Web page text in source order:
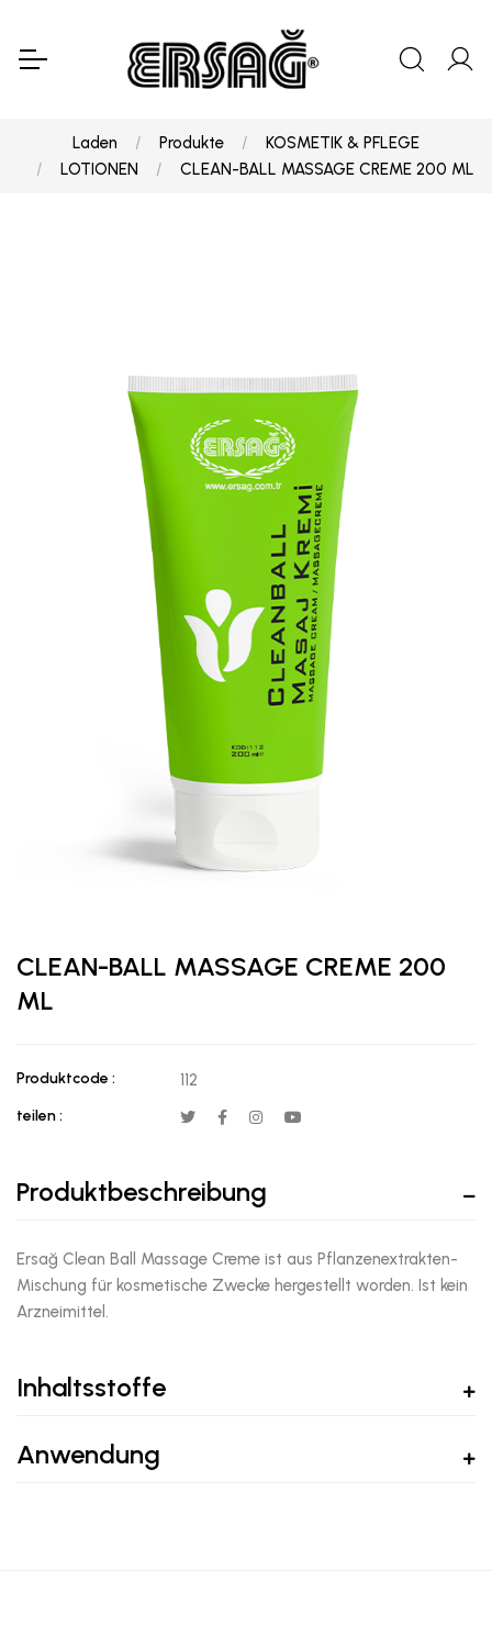
Laden Produkte
KOSMETIK & PFLEGE
LOTIONEN
CLEAN-BALL MASSAGE CREME 200 ML
CLEAN-BALL MASSAGE CREME 200
ML
Produktcode : 112
teilen :
Produktbeschreibung
Ersağ Clean Ball Massage Creme ist aus Pflanzenextrakten-
Mischung für kosmetische Zwecke hergestellt worden. Ist kein
Arzneimittel.
Inhaltsstoffe
Anwendung